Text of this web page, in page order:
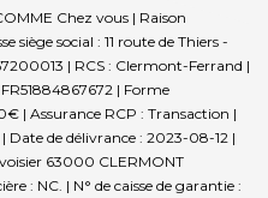
Chez vous | Raison
siège social : 11 route de Thiers -
| RCS : Clermont-Ferrand |
| Forme
| Assurance RCP : Transaction |
de délivrance : 2023-08-12 |
63000 CLERMONT
: NC. | N° de caisse de garantie :